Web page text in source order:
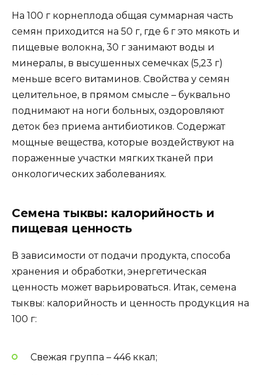
На 100 г корнеплода общая суммарная часть
семян приходится на 50 г, где 6 г это мякоть и
пищевые волокна, 30 г занимают воды и
минералы, в высушенных семечках (5,23 г)
меньше всего витаминов. Свойства у семян
целительное, в прямом смысле – буквально
поднимают на ноги больных, оздоровляют
деток без приема антибиотиков. Содержат
мощные вещества, которые воздействуют на
пораженные участки мягких тканей при
онкологических заболеваниях.
Семена тыквы: калорийность и
пищевая ценность
В зависимости от подачи продукта, способа
хранения и обработки, энергетическая
ценность может варьироваться. Итак, семена
тыквы: калорийность и ценность продукция на
100 г:
Свежая группа – 446 ккал;